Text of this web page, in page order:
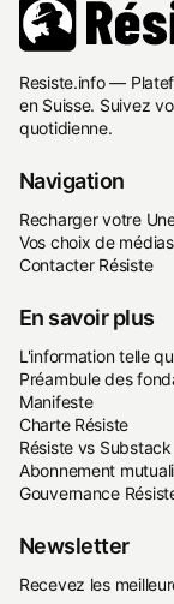
Resiste.info —
en Suisse. Suivez
quotidienne.
Navigation
Recharger votre
Vos choix de médias
Contacter Résiste
En savoir plus
L'information telle
Préambule des
Manifeste
Charte Résiste
Résiste vs Substack
Abonnement
Gouvernance
Newsletter
Recevez les